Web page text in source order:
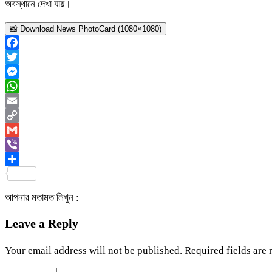
অবস্থানে দেখা যায়।
📸 Download News PhotoCard (1080×1080)
Facebook
Twitter
Messenger
WhatsApp
Email
Copy
Link
Gmail
Viber
আপনার মতামত লিখুন :
Leave a Reply
Your email address will not be published. Required fields are